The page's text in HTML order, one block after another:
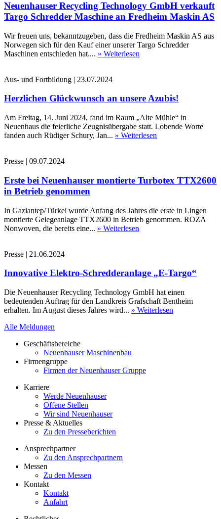
Neuenhauser Recycling Technology GmbH verkauft
Targo Schredder Maschine an Fredheim Maskin AS
Wir freuen uns, bekanntzugeben, dass die Fredheim Maskin AS aus
Norwegen sich für den Kauf einer unserer Targo Schredder
Maschinen entschieden hat.... » Weiterlesen
Aus- und Fortbildung | 23.07.2024
Herzlichen Glückwunsch an unsere Azubis!
Am Freitag, 14. Juni 2024, fand im Raum „Alte Mühle“ in
Neuenhaus die feierliche Zeugnisübergabe statt. Lobende Worte
fanden auch Rüdiger Schury, Jan... » Weiterlesen
Presse | 09.07.2024
Erste bei Neuenhauser montierte Turbotex TTX2600
in Betrieb genommen
In Gaziantep/Türkei wurde Anfang des Jahres die erste in Lingen
montierte Gelegeanlage TTX2600 in Betrieb genommen. ROZA
Nonwoven, die bereits eine... » Weiterlesen
Presse | 21.06.2024
Innovative Elektro-Schredderanlage „E-Targo“
Die Neuenhauser Recycling Technology GmbH hat einen
bedeutenden Auftrag für den Landkreis Grafschaft Bentheim
erhalten. Im August dieses Jahres wird... » Weiterlesen
Alle Meldungen
Geschäftsbereiche
Neuenhauser Maschinenbau
Firmengruppe
Firmen der Neuenhauser Gruppe
Karriere
Werde Neuenhauser
Offene Stellen
Wir sind Neuenhauser
Presse & Aktuelles
Zu den Presseberichten
Ansprechpartner
Zu den Ansprechpartnern
Messen
Zu den Messen
Kontakt
Kontakt
Anfahrt